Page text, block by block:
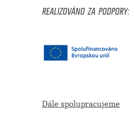
REALIZOVÁNO ZA PODPORY:
Dále spolupracujeme